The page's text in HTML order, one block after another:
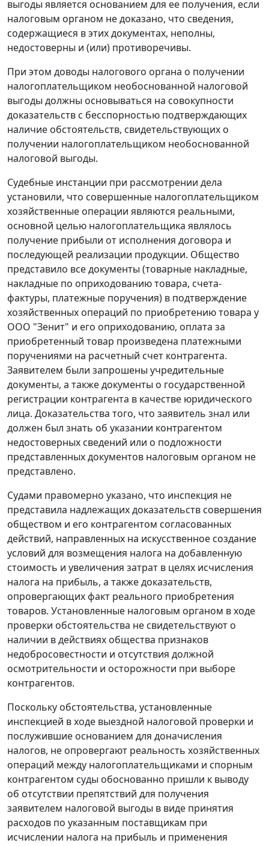
выгоды является основанием для ее получения, если
налоговым органом не доказано, что сведения,
содержащиеся в этих документах, неполны,
недостоверны и (или) противоречивы.
При этом доводы налогового органа о получении
налогоплательщиком необоснованной налоговой
выгоды должны основываться на совокупности
доказательств с бесспорностью подтверждающих
наличие обстоятельств, свидетельствующих о
получении налогоплательщиком необоснованной
налоговой выгоды.
Судебные инстанции при рассмотрении дела
установили, что совершенные налогоплательщиком
хозяйственные операции являются реальными,
основной целью налогоплательщика являлось
получение прибыли от исполнения договора и
последующей реализации продукции. Общество
представило все документы (товарные накладные,
накладные по оприходованию товара, счета-
фактуры, платежные поручения) в подтверждение
хозяйственных операций по приобретению товара у
ООО "Зенит" и его оприходованию, оплата за
приобретенный товар произведена платежными
поручениями на расчетный счет контрагента.
Заявителем были запрошены учредительные
документы, а также документы о государственной
регистрации контрагента в качестве юридического
лица. Доказательства того, что заявитель знал или
должен был знать об указании контрагентом
недостоверных сведений или о подложности
представленных документов налоговым органом не
представлено.
Судами правомерно указано, что инспекция не
представила надлежащих доказательств совершения
обществом и его контрагентом согласованных
действий, направленных на искусственное создание
условий для возмещения налога на добавленную
стоимость и увеличения затрат в целях исчисления
налога на прибыль, а также доказательств,
опровергающих факт реального приобретения
товаров. Установленные налоговым органом в ходе
проверки обстоятельства не свидетельствуют о
наличии в действиях общества признаков
недобросовестности и отсутствия должной
осмотрительности и осторожности при выборе
контрагентов.
Поскольку обстоятельства, установленные
инспекцией в ходе выездной налоговой проверки и
послужившие основанием для доначисления
налогов, не опровергают реальность хозяйственных
операций между налогоплательщиками и спорным
контрагентом суды обоснованно пришли к выводу
об отсутствии препятствий для получения
заявителем налоговой выгоды в виде принятия
расходов по указанным поставщикам при
исчислении налога на прибыль и применения